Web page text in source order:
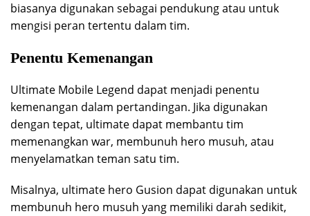
biasanya digunakan sebagai pendukung atau untuk
mengisi peran tertentu dalam tim.
Penentu Kemenangan
Ultimate Mobile Legend dapat menjadi penentu
kemenangan dalam pertandingan. Jika digunakan
dengan tepat, ultimate dapat membantu tim
memenangkan war, membunuh hero musuh, atau
menyelamatkan teman satu tim.
Misalnya, ultimate hero Gusion dapat digunakan untuk
membunuh hero musuh yang memiliki darah sedikit,